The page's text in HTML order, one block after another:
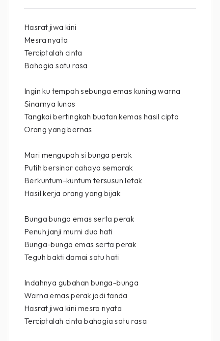
Hasrat jiwa kini
Mesra nyata
Terciptalah cinta
Bahagia satu rasa
Ingin ku tempah sebunga emas kuning warna
Sinarnya lunas
Tangkai bertingkah buatan kemas hasil cipta
Orang yang bernas
Mari mengupah si bunga perak
Putih bersinar cahaya semarak
Berkuntum-kuntum tersusun letak
Hasil kerja orang yang bijak
Bunga bunga emas serta perak
Penuh janji murni dua hati
Bunga-bunga emas serta perak
Teguh bakti damai satu hati
Indahnya gubahan bunga-bunga
Warna emas perak jadi tanda
Hasrat jiwa kini mesra nyata
Terciptalah cinta bahagia satu rasa